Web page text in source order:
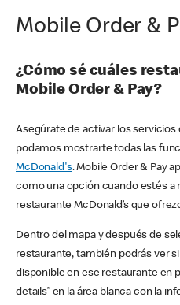
Mobile Order &
¿Cómo sé cuáles
Mobile Order & Pay?
Asegúrate de activar los servicios
podamos mostrarte todas las
McDonald's. Mobile Order & Pay
como una opción cuando estés a
restaurante McDonald’s que
Dentro del mapa y después de
restaurante, también podrás ver
disponible en ese restaurante en
details” en la área blanca con la